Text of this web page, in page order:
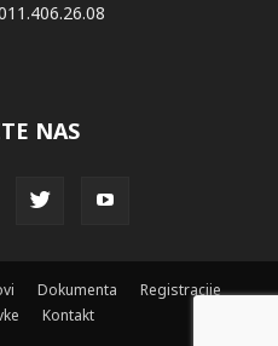
NAS
Dokumenta
Registracije
Kontakt